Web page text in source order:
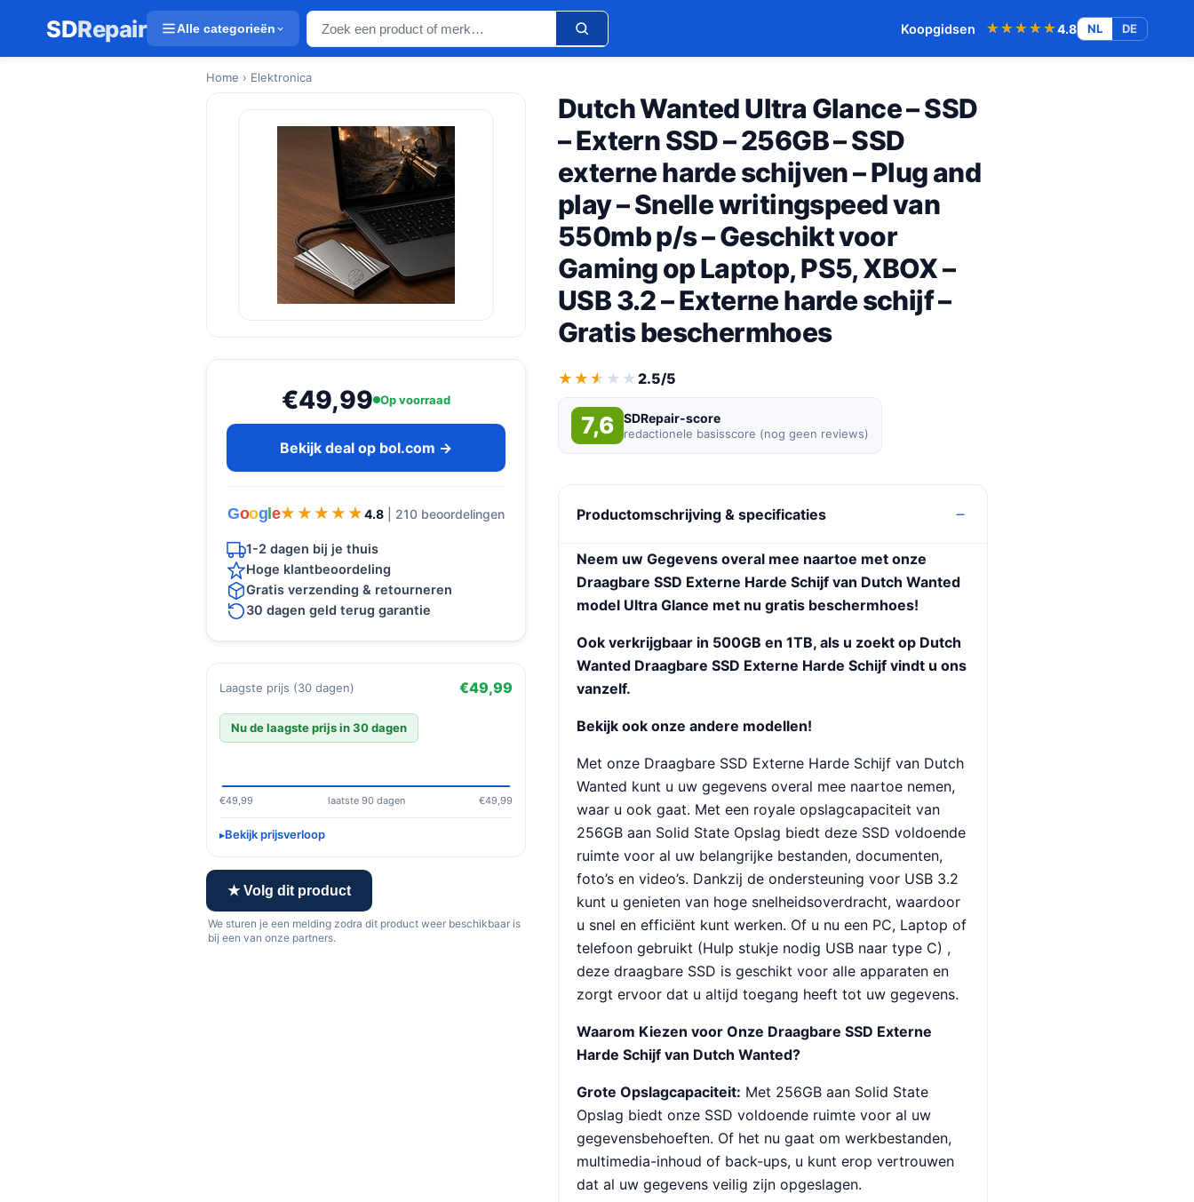
SDRepair Alle categorieën Koopgidsen ★★★★★
★★★★★4.8 NL DE
Home › Elektronica
€49,99 Op voorraad
Bekijk deal op bol.com →
Goog e★★★★★
★★★★★ 4.8 | 210 beoordelingen
1-2 dagen bij je thuis
Hoge klantbeoordeling
Gratis verzending & retourneren
30 dagen geld terug garantie
Laagste prijs (30 dagen) €49,99
Nu de laagste prijs in 30 dagen
€49,99 laatste 90 dagen €49,99
Bekijk prijsverloop
★ Volg dit product
We sturen je een melding zodra dit product weer beschikbaar is
bij een van onze partners.
Dutch Wanted Ultra Glance – SSD
– Extern SSD – 256GB – SSD
externe harde schijven – Plug and
play – Snelle writingspeed van
550mb p/s – Geschikt voor
Gaming op Laptop, PS5, XBOX –
USB 3.2 – Externe harde schijf –
Gratis beschermhoes
★★★★★
★★★★★ 2.5/5
7,6 SDRepair-score
redactionele basisscore (nog geen reviews)
Productomschrijving & specificaties
Neem uw Gegevens overal mee naartoe met onze
Draagbare SSD Externe Harde Schijf van Dutch Wanted
model Ultra Glance met nu gratis beschermhoes!
Ook verkrijgbaar in 500GB en 1TB, als u zoekt op Dutch
Wanted Draagbare SSD Externe Harde Schijf vindt u ons
vanzelf.
Bekijk ook onze andere modellen!
Met onze Draagbare SSD Externe Harde Schijf van Dutch
Wanted kunt u uw gegevens overal mee naartoe nemen,
waar u ook gaat. Met een royale opslagcapaciteit van
256GB aan Solid State Opslag biedt deze SSD voldoende
ruimte voor al uw belangrijke bestanden, documenten,
foto’s en video’s. Dankzij de ondersteuning voor USB 3.2
kunt u genieten van hoge snelheidsoverdracht, waardoor
u snel en efficiënt kunt werken. Of u nu een PC, Laptop of
telefoon gebruikt (Hulp stukje nodig USB naar type C) ,
deze draagbare SSD is geschikt voor alle apparaten en
zorgt ervoor dat u altijd toegang heeft tot uw gegevens.
Waarom Kiezen voor Onze Draagbare SSD Externe
Harde Schijf van Dutch Wanted?
Grote Opslagcapaciteit: Met 256GB aan Solid State
Opslag biedt onze SSD voldoende ruimte voor al uw
gegevensbehoeften. Of het nu gaat om werkbestanden,
multimedia-inhoud of back-ups, u kunt erop vertrouwen
dat al uw gegevens veilig zijn opgeslagen.